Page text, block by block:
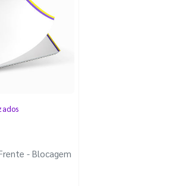
- Blocagem